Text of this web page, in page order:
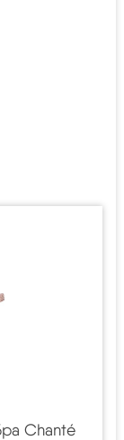
Chanté